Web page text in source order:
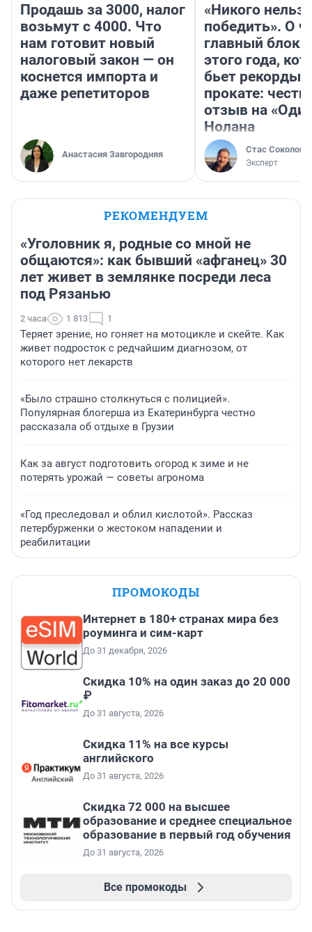
Продашь за 3000, налог
возьмут с 4000. Что
нам готовит новый
налоговый закон — он
коснется импорта и
даже репетиторов
Анастасия Завгородняя
«Никого нельзя
победить». О
главный
этого года,
бьет рекорды в
прокате:
отзыв на
Нолана
Стас Соколов
Эксперт
РЕКОМЕНДУЕМ
«Уголовник я, родные со мной не
общаются»: как бывший «афганец» 30
лет живет в землянке посреди леса
под Рязанью
2 часа 1 813 1
Теряет зрение, но гоняет на мотоцикле и скейте. Как
живет подросток с редчайшим диагнозом, от
которого нет лекарств
«Было страшно столкнуться с полицией».
Популярная блогерша из Екатеринбурга честно
рассказала об отдыхе в Грузии
Как за август подготовить огород к зиме и не
потерять урожай — советы агронома
«Год преследовал и облил кислотой». Рассказ
петербурженки о жестоком нападении и
реабилитации
ПРОМОКОДЫ
Интернет в 180+ странах мира без
роуминга и сим-карт
До 31 декабря, 2026
Скидка 10% на один заказ до 20 000
₽
До 31 августа, 2026
Скидка 11% на все курсы
английского
До 31 августа, 2026
Скидка 72 000 на высшее
образование и среднее специальное
образование в первый год обучения
До 31 августа, 2026
Все промокоды